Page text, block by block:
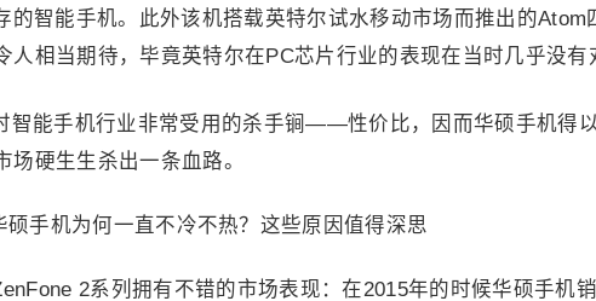
的智能手机。此外该机搭载英特尔试水移动市场而推出的Atom
人相当期待，毕竟英特尔在PC芯片行业的表现在当时几乎没有
智能手机行业非常受用的杀手锏——性价比，因而华硕手机得
场硬生生杀出一条血路。
2系列拥有不错的市场表现：在2015年的时候华硕手机